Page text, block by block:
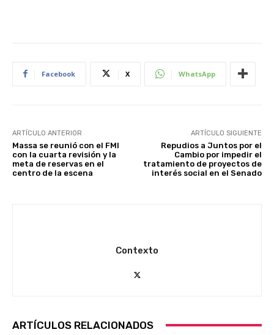
Facebook X WhatsApp
ARTÍCULO ANTERIOR
Massa se reunió con el FMI
con la cuarta revisión y la
meta de reservas en el
centro de la escena
ARTÍCULO SIGUIENTE
Repudios a Juntos por el
Cambio por impedir el
tratamiento de proyectos de
interés social en el Senado
Contexto
ARTÍCULOS RELACIONADOS